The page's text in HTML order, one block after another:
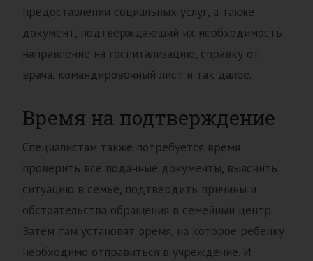
предоставлении социальных услуг, а также
документ, подтверждающий их необходимость:
направление на госпитализацию, справку от
врача, командировочный лист и так далее.
Время на подтверждение
Специалистам также потребуется время
проверить все поданные документы, выяснить
ситуацию в семье, подтвердить причины и
обстоятельства обращения в семейный центр.
Затем там установят время, на которое ребенку
необходимо отправиться в учреждение. И